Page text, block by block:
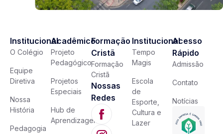
Institucional
O Colégio
Equipe
Diretiva
Nossa
História
Pedagogia
Acadêmico
Projeto
Pedagógico
Projetos
Especiais
Hub de
Aprendizagem
Formação
Cristã
Formação
Cristã
Nossas
Redes
Institucional
Tempo
Magis
Escola
de
Esporte,
Cultura e
Lazer
Acesso
Rápido
Admissão
Contato
Notícias